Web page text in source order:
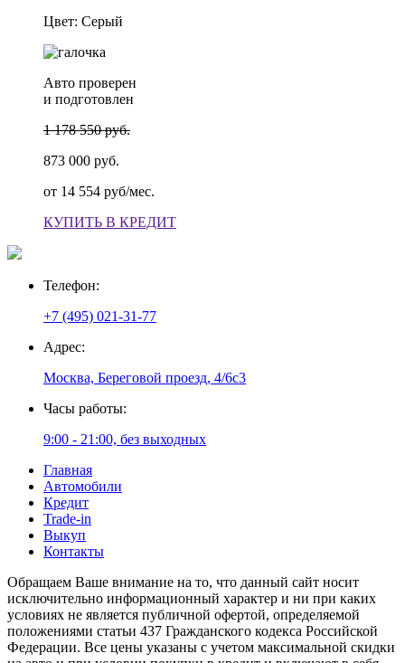
Цвет: Серый
Авто проверен
и подготовлен
1 178 550 руб.
873 000 руб.
от 14 554 руб/мес.
КУПИТЬ В КРЕДИТ
Телефон:
+7 (495) 021-31-77
Адрес:
Москва, Береговой проезд, 4/6с3
Часы работы:
9:00 - 21:00, без выходных
Главная
Автомобили
Кредит
Trade-in
Выкуп
Контакты
Обращаем Ваше внимание на то, что данный сайт носит
исключительно информационный характер и ни при каких
условиях не является публичной офертой, определяемой
положениями статьи 437 Гражданского кодекса Российской
Федерации. Все цены указаны с учетом максимальной скидки